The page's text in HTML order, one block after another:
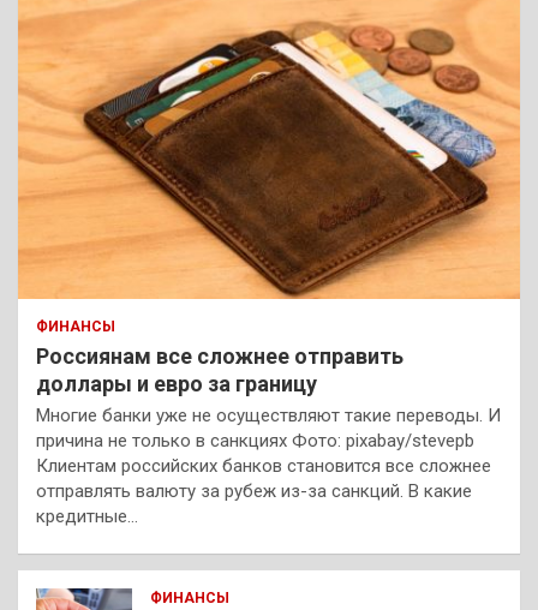
ФИНАНСЫ
Россиянам все сложнее отправить
доллары и евро за границу
Многие банки уже не осуществляют такие переводы. И
причина не только в санкциях Фото: pixabay/stevepb
Клиентам российских банков становится все сложнее
отправлять валюту за рубеж из-за санкций. В какие
кредитные…
ФИНАНСЫ